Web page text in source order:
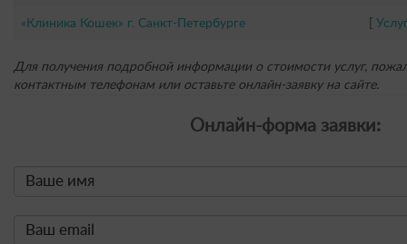
«Клиника Кошек» г. Санкт-Петербурге
Для получения подробной информации о стоимости услуг,
контактным телефонам или оставьте онлайн-заявку на сайте.
Онлайн-форма заявки: